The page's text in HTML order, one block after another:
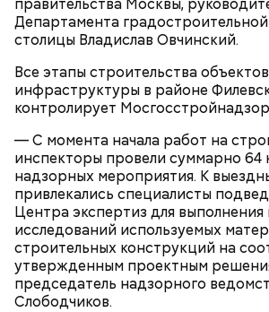
правительства Москвы,
Департамента
столицы Владислав Овчинский.
Все этапы строительства
инфраструктуры в районе
контролирует
— С момента начала работ на
инспекторы провели суммарно 64
надзорных мероприятия. К
привлекались специалисты
Центра экспертиз для выполнения
исследований используемых
строительных конструкций на
утвержденным проектным
председатель надзорного
Слободчиков.
В разделе «Каталог»
предложения партнеров. В нем
сортировку по типам льготы,
товарам и услугам, брендам,
другим.
Маршрут зеленого кольца
В Большом Гнездниковском
впервые увидел Маргариту с
руках. Именно здесь в доме № 10,
московское отделение газеты
Михаил Булгаков. Кстати, этот дом
сборнике писателя «Дьяволиада»
сороков».